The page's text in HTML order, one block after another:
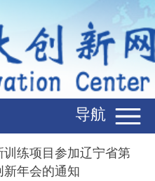
导航
练项目参加辽宁省第
年会的通知